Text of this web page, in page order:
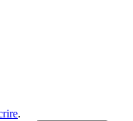
.